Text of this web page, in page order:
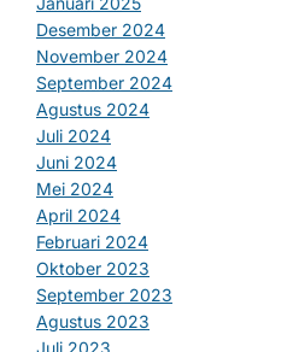
Desember 2024
November 2024
September 2024
Agustus 2024
Juli 2024
Juni 2024
Mei 2024
April 2024
Februari 2024
Oktober 2023
September 2023
Agustus 2023
Juli 2023